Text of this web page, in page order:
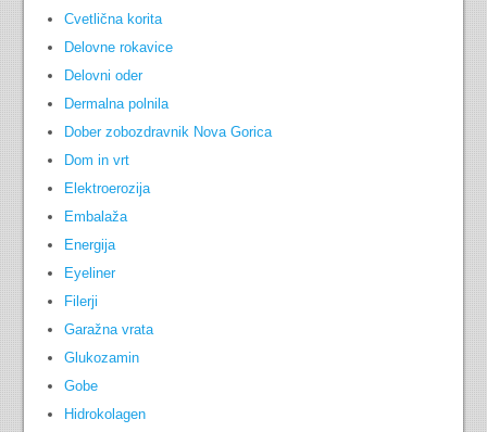
Cvetlična korita
Delovne rokavice
Delovni oder
Dermalna polnila
Dober zobozdravnik Nova Gorica
Dom in vrt
Elektroerozija
Embalaža
Energija
Eyeliner
Filerji
Garažna vrata
Glukozamin
Gobe
Hidrokolagen